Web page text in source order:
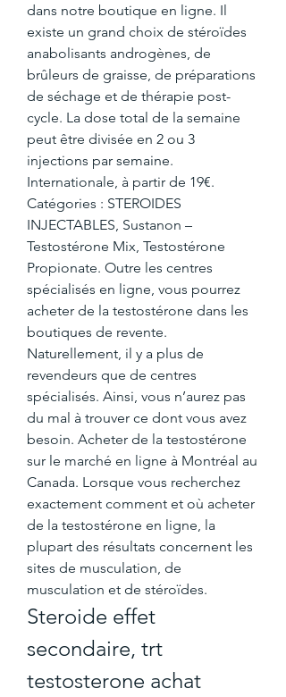
dans notre boutique en ligne. Il
existe un grand choix de stéroïdes
anabolisants androgènes, de
brûleurs de graisse, de préparations
de séchage et de thérapie post-
cycle. La dose total de la semaine
peut être divisée en 2 ou 3
injections par semaine.
Internationale, à partir de 19€.
Catégories : STEROIDES
INJECTABLES, Sustanon –
Testostérone Mix, Testostérone
Propionate. Outre les centres
spécialisés en ligne, vous pourrez
acheter de la testostérone dans les
boutiques de revente.
Naturellement, il y a plus de
revendeurs que de centres
spécialisés. Ainsi, vous n’aurez pas
du mal à trouver ce dont vous avez
besoin. Acheter de la testostérone
sur le marché en ligne à Montréal au
Canada. Lorsque vous recherchez
exactement comment et où acheter
de la testostérone en ligne, la
plupart des résultats concernent les
sites de musculation, de
musculation et de stéroïdes.
Steroide effet
secondaire, trt
testosterone achat